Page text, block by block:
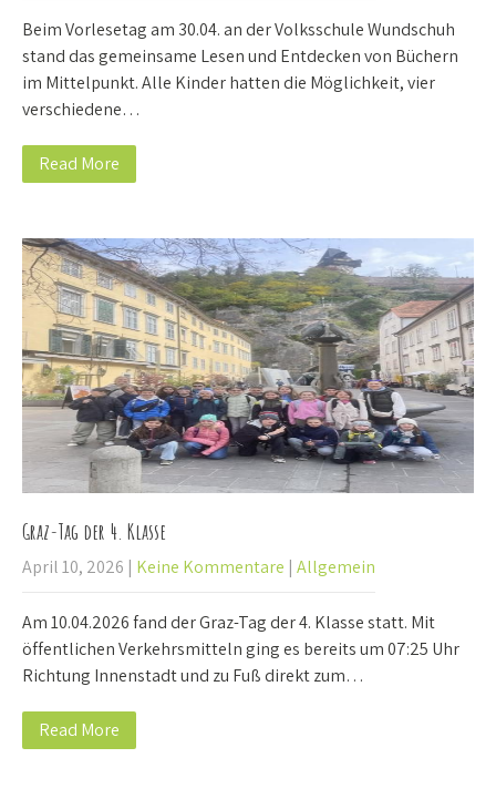
Beim Vorlesetag am 30.04. an der Volksschule Wundschuh
stand das gemeinsame Lesen und Entdecken von Büchern
im Mittelpunkt. Alle Kinder hatten die Möglichkeit, vier
verschiedene…
Read More
Graz-Tag der 4. Klasse
April 10, 2026 | Keine Kommentare | Allgemein
Am 10.04.2026 fand der Graz-Tag der 4. Klasse statt. Mit
öffentlichen Verkehrsmitteln ging es bereits um 07:25 Uhr
Richtung Innenstadt und zu Fuß direkt zum…
Read More